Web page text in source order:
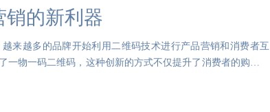
销的新利器
来越多的品牌开始利用二维码技术进行产品营销和消费者互
物一码二维码，这种创新的方式不仅提升了消费者的购买体